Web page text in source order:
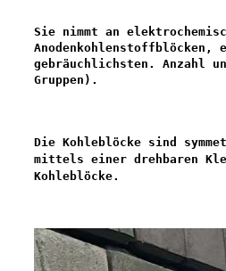
Sie nimmt an
Anodenkohlenstoffblöcken,
gebräuchlichsten. Anzahl
Gruppen).
Die Kohleblöcke sind
mittels einer drehbaren
Kohleblöcke.